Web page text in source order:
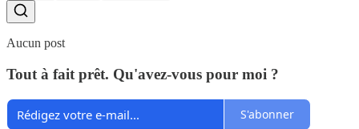
Aucun post
Tout à fait prêt. Qu'avez-vous pour moi ?
S'abonner